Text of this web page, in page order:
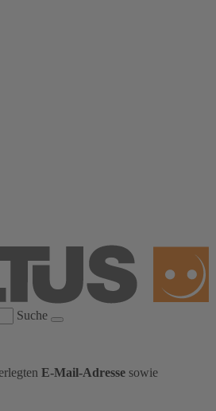
Suche
E-Mail-Adresse sowie